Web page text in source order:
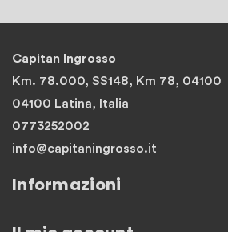
Capitan Ingrosso
Km. 78.000, SS148, Km 78, 04100
04100 Latina, Italia
0773252002
info@capitaningrosso.it
Informazioni